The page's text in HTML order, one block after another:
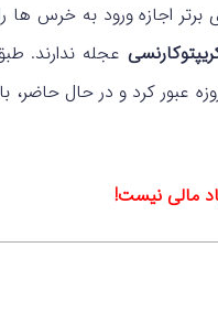
برتر اجازه ورود به خرس ها
عجله ندارند.
مالی نیست!